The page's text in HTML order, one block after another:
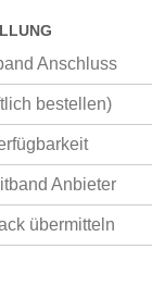
Anschluss
bestellen)
Anbieter
übermitteln